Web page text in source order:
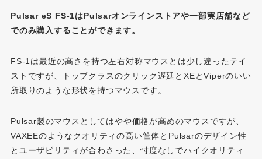
Pulsar eS FS-1はPulsarオンラインストアや一部実店舗など
でのみ購入することができます。
FS-1は最近の高さを持つ左右対称マウスとは少し違ったテイ
ストですが、トップクラスのクリック遅延とXEとViperのいい
所取りのような形状を持つマウスです。
Pulsar製のマウスとしてはやや価格が高めのマウスですが、
VAXEEのようなクオリティの高い筐体とPulsarのデザイン性
とユーザビリティが合わさった、忖度なしでハイクオリティ